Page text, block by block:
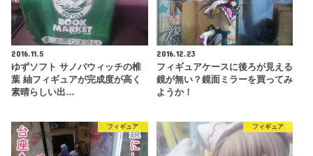
2016.11.5
ゆずソフト サノバウィッチの椎
葉 紬フィギュアが完成度が高く
素晴らしい出…
2016.12.23
フィギュアケースに後ろが見える
鏡が無い？鏡面ミラーを買ってみ
ようか！
フィギュア フィギュア